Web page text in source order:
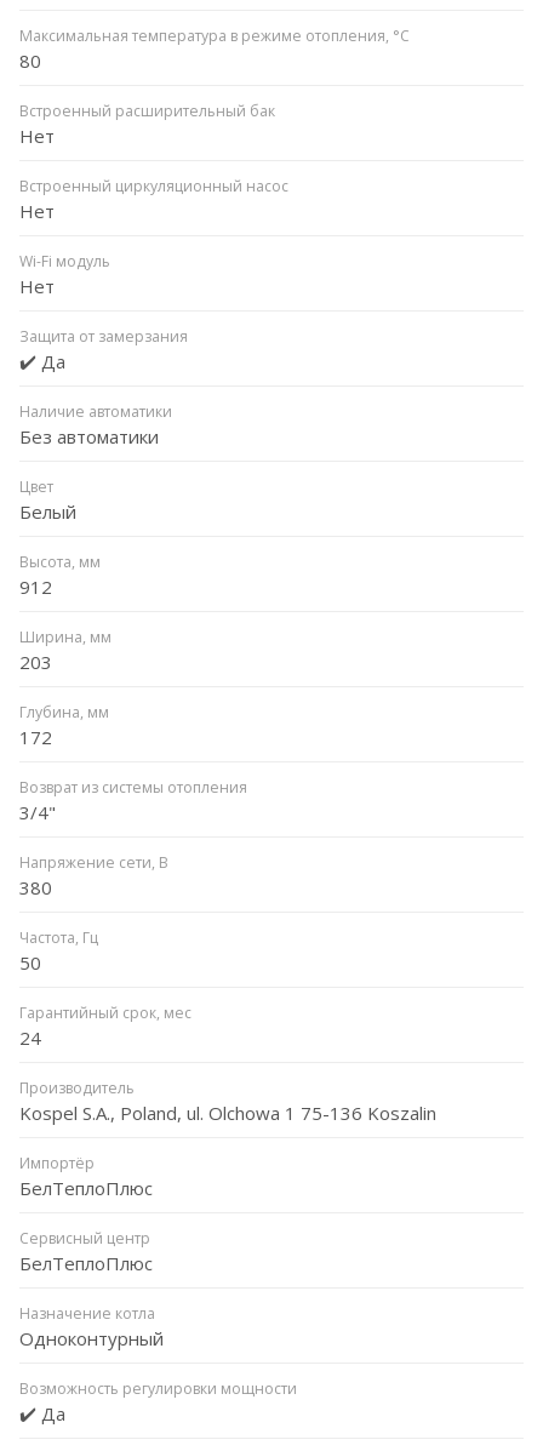
Максимальная температура в режиме отопления, °C
80
Встроенный расширительный бак
Нет
Встроенный циркуляционный насос
Нет
Wi-Fi модуль
Нет
Защита от замерзания
✔️ Да
Наличие автоматики
Без автоматики
Цвет
Белый
Высота, мм
912
Ширина, мм
203
Глубина, мм
172
Возврат из системы отопления
3/4"
Напряжение сети, В
380
Частота, Гц
50
Гарантийный срок, мес
24
Производитель
Kospel S.A., Poland, ul. Olchowa 1 75-136 Koszalin
Импортёр
БелТеплоПлюс
Сервисный центр
БелТеплоПлюс
Назначение котла
Одноконтурный
Возможность регулировки мощности
✔️ Да